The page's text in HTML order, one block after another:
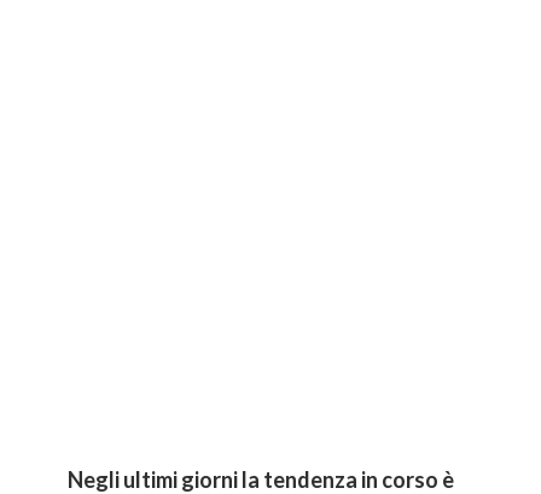
Negli ultimi giorni la tendenza in corso è